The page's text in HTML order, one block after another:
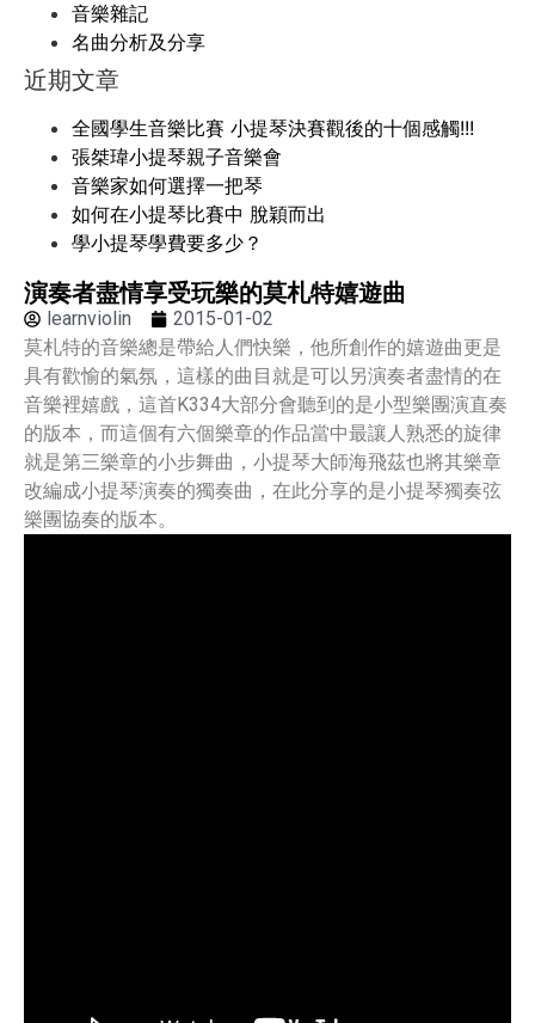
音樂雜記
名曲分析及分享
近期文章
全國學生音樂比賽 小提琴決賽觀後的十個感觸!!!
張桀瑋小提琴親子音樂會
音樂家如何選擇一把琴
如何在小提琴比賽中 脫穎而出
學小提琴學費要多少？
演奏者盡情享受玩樂的莫札特嬉遊曲
learnviolin
2015-01-02
莫札特的音樂總是帶給人們快樂，他所創作的嬉遊曲更是
具有歡愉的氣氛，這樣的曲目就是可以另演奏者盡情的在
音樂裡嬉戲，這首K334大部分會聽到的是小型樂團演直奏
的版本，而這個有六個樂章的作品當中最讓人熟悉的旋律
就是第三樂章的小步舞曲，小提琴大師海飛茲也將其樂章
改編成小提琴演奏的獨奏曲，在此分享的是小提琴獨奏弦
樂團協奏的版本。